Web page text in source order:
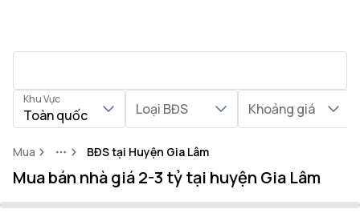
Khu Vực
Toàn quốc Loại BĐS Khoảng giá
Mua MoreBĐS tại Huyện Gia Lâm
Mua bán nhà giá 2-3 tỷ tại huyện Gia Lâm